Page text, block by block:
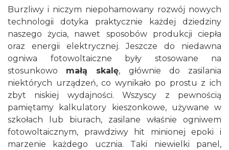
Burzliwy i niczym niepohamowany rozwój nowych
technologii dotyka praktycznie każdej dziedziny
naszego życia, nawet sposobów produkcji ciepła
oraz energii elektrycznej. Jeszcze do niedawna
ogniwa fotowoltaiczne były stosowane na
stosunkowo małą skalę, głównie do zasilania
niektórych urządzeń, co wynikało po prostu z ich
zbyt niskiej wydajności. Wszyscy z pewnością
pamiętamy kalkulatory kieszonkowe, używane w
szkołach lub biurach, zasilane właśnie ogniwem
fotowoltaicznym, prawdziwy hit minionej epoki i
marzenie każdego ucznia. Taki niewielki panel,